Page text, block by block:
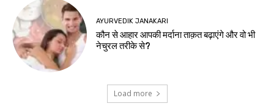
AYURVEDIK JANAKARI
कौन से आहार आपकी मर्दाना ताक़त बढ़ाएंगे और वो भी
नेचुरल तरीके से?
Load more